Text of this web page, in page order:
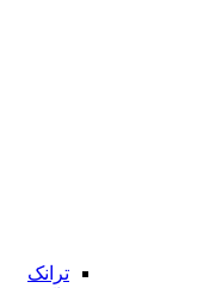
ترانک